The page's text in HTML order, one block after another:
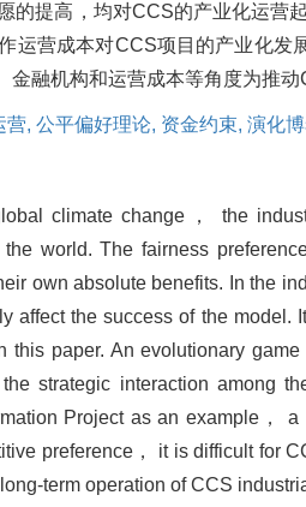
的提高，均对CCS的产业化运营
运营成本对CCS项目的产业化
金融机构和运营成本等角度为推
营, 公平偏好理论, 资金约束, 演化
climate change， the
the world. The fairness
own absolute benefits. In the
affect the success of the
this paper. An evolutionary
strategic interaction among
Project as an example，
preference， it is difficult for
term operation of CCS